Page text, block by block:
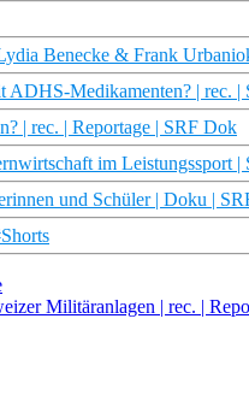
Benecke & Frank
Medikamenten? | rec. |
| rec. | Reportage | SRF Dok
im Leistungssport |
und Schüler | Doku |
Militäranlagen | rec. |